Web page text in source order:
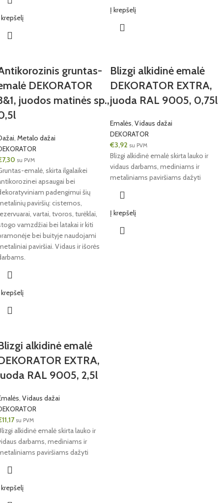
Į krepšelį
gruntas-
DEKORATOR
juodos matinės sp.,
, Metalo dažai
7,30 su PVM
emalė, skirta ilgalaikei
apsaugai bei
padengimui šių
paviršių: cisternos,
vartai, tvoros, turėklai,
vamzdžiai bei latakai ir kiti
bei buityje naudojami
paviršiai. Vidaus ir išorės
Blizgi alkidinė emalė
DEKORATOR EXTRA,
juoda RAL 9005, 0,75l
Emalės, Vidaus dažai
DEKORATOR
€3,92 su PVM
Blizgi alkidinė emalė skirta lauko ir
vidaus darbams, mediniams ir
metaliniams paviršiams dažyti
Į krepšelį
alkidinė emalė
EXTRA,
RAL 9005, 2,5l
, Vidaus dažai
11,17 su PVM
alkidinė emalė skirta lauko ir
darbams, mediniams ir
paviršiams dažyti